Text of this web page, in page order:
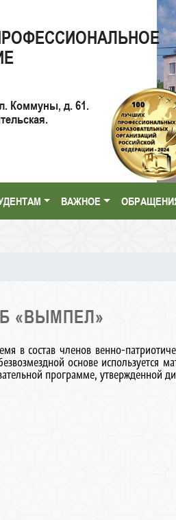
Коммуны, д. 61.
ВАЖНОЕ
«ВЫМПЕЛ»
в состав членов венно-
основе используется
программе, утвержденной